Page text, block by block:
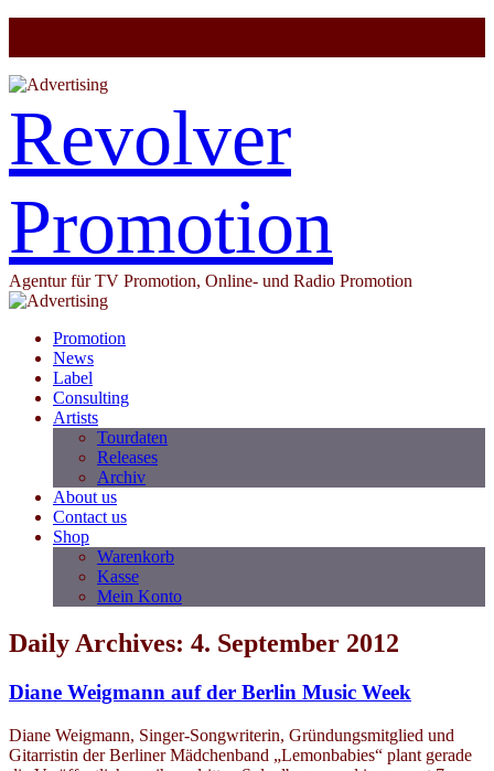
Revolver
Promotion
Agentur für TV Promotion, Online- und Radio Promotion
Promotion
News
Label
Consulting
Artists
Tourdaten
Releases
Archiv
About us
Contact us
Shop
Warenkorb
Kasse
Mein Konto
Daily Archives: 4. September 2012
Diane Weigmann auf der Berlin Music Week
Diane Weigmann, Singer-Songwriterin, Gründungsmitglied und
Gitarristin der Berliner Mädchenband „Lemonbabies“ plant gerade